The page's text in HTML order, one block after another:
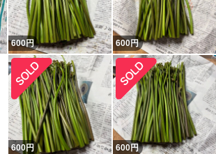
600円 600円
600円 600円